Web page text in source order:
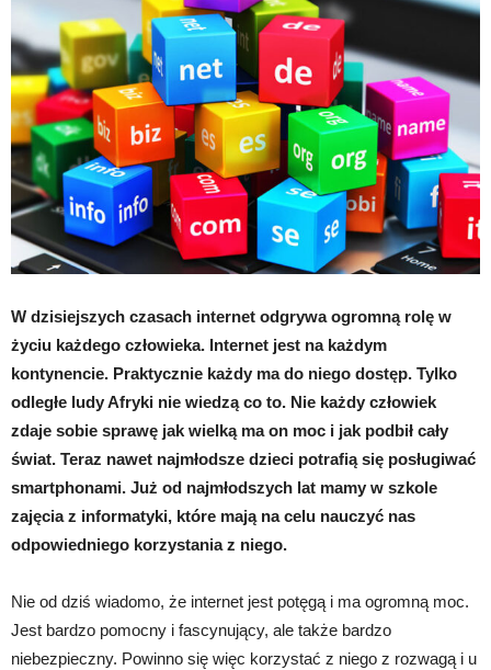
W dzisiejszych czasach internet odgrywa ogromną rolę w
życiu każdego człowieka. Internet jest na każdym
kontynencie. Praktycznie każdy ma do niego dostęp. Tylko
odległe ludy Afryki nie wiedzą co to. Nie każdy człowiek
zdaje sobie sprawę jak wielką ma on moc i jak podbił cały
świat. Teraz nawet najmłodsze dzieci potrafią się posługiwać
smartphonami. Już od najmłodszych lat mamy w szkole
zajęcia z informatyki, które mają na celu nauczyć nas
odpowiedniego korzystania z niego.
Nie od dziś wiadomo, że internet jest potęgą i ma ogromną moc.
Jest bardzo pomocny i fascynujący, ale także bardzo
niebezpieczny. Powinno się więc korzystać z niego z rozwagą i u